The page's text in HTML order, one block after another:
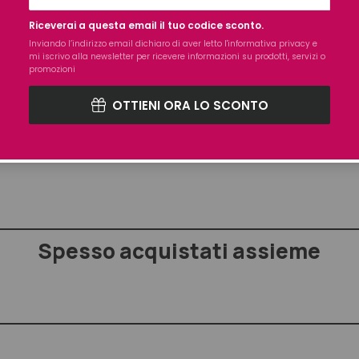
OTTIENI ORA LO SCONTO
Riceverai a questa email il tuo codice sconto.
Inviando l’indirizzo email dichiaro di aver letto l'informativa privacy e
mi iscrivo alla newsletter per ricevere informazioni su prodotti, servizi o
promozioni
Biologico di Zucca / Estratto Biologico di Mela Cotogna.
NUTRIENTE PER RENDERE I CAPELLI PIÙ MORBIDI E
APPESANTIRLI.
DERMATOLOGICAMENTE SU PELLI SENSIBILI
Spesso acquistati assieme